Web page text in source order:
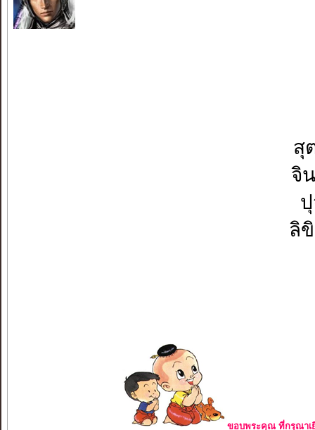
สุ
จิ
ลิ
ขอบพระคุณ ที่กรุณาเ